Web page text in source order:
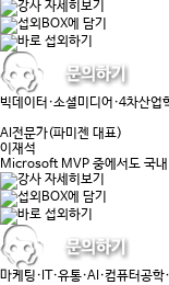
빅데이터·소셜미디어·4차산업
AI전문가(파미젠 대표)
이재석
Microsoft MVP 중에서도 국내
마케팅·IT·유통·AI·컴퓨터공